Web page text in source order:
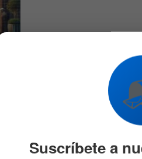
Suscríbete a